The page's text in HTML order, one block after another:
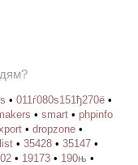
• 011ѓ080ѕ151ђ270ё •
• smart • phpinfo
• dropzone •
• 35428 • 35147 •
• 19173 • 190њ •